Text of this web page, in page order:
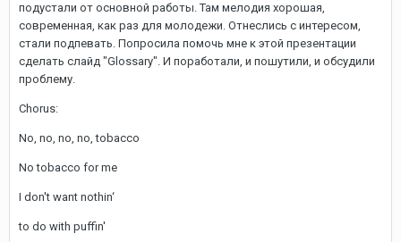
подустали от основной работы. Там мелодия хорошая,
современная, как раз для молодежи. Отнеслись с интересом,
стали подпевать. Попросила помочь мне к этой презентации
сделать слайд "Glossary". И поработали, и пошутили, и обсудили
проблему.
Chorus:
No, no, no, no, tobacco
No tobacco for me
I don't want nothin‘
to do with puffin'